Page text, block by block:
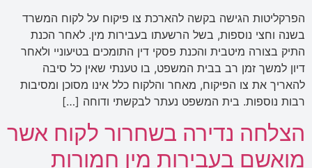
הפרקליטות הגישה בקשה להארכת צו פיקוח על לקוח המשרד
בשנה וחצי נוספות, בשל הרשעתו בעבירות מין. לאחר הכנת
התיק בצורה מיטבית והכנת פסקי דין התומכים בטיעוניי ולאחר
דיון למשך זמן רב בבית המשפט, בו טענתי שאין כל סיבה
להאריך את צו הפיקוח, מאחר והלקוח כלל אינו מסוכן ומסיבות
רבות נוספות. בית המשפט נעתר לבקשתי ודוחה […]
הצלחה נדירה בשחרור לקוח אשר
מואשם בעבירות מין חמורות